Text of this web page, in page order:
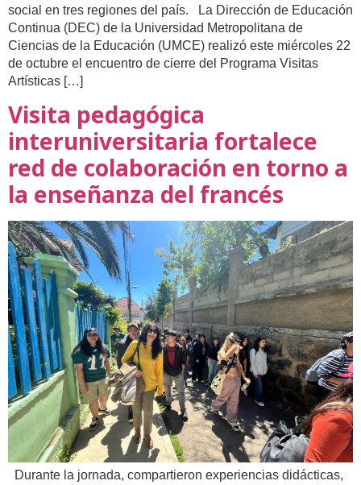
social en tres regiones del país. La Dirección de Educación
Continua (DEC) de la Universidad Metropolitana de
Ciencias de la Educación (UMCE) realizó este miércoles 22
de octubre el encuentro de cierre del Programa Visitas
Artísticas […]
Visita pedagógica
interuniversitaria fortalece
red de colaboración en torno a
la enseñanza del francés
Durante la jornada, compartieron experiencias didácticas,